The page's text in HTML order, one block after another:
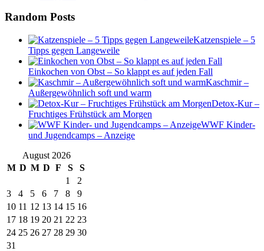
Random Posts
Katzenspiele – 5
Tipps gegen Langeweile
Einkochen von Obst – So klappt es auf jeden Fall
Kaschmir –
Außergewöhnlich soft und warm
Detox-Kur –
Fruchtiges Frühstück am Morgen
WWF Kinder-
und Jugendcamps – Anzeige
August 2026
M D M D F S
S
1
2
3
4 5 6 7 8
9
10 11 12 13 14 15 16
17 18 19 20 21 22 23
24 25 26 27 28 29 30
31